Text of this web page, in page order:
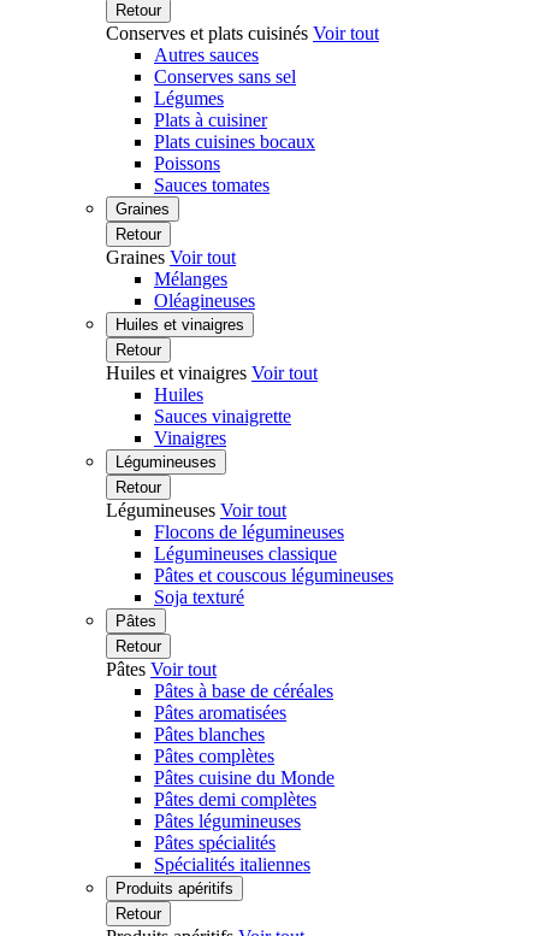
Retour
Conserves et plats cuisinés Voir tout
Autres sauces
Conserves sans sel
Légumes
Plats à cuisiner
Plats cuisines bocaux
Poissons
Sauces tomates
Graines
Retour
Graines Voir tout
Mélanges
Oléagineuses
Huiles et vinaigres
Retour
Huiles et vinaigres Voir tout
Huiles
Sauces vinaigrette
Vinaigres
Légumineuses
Retour
Légumineuses Voir tout
Flocons de légumineuses
Légumineuses classique
Pâtes et couscous légumineuses
Soja texturé
Pâtes
Retour
Pâtes Voir tout
Pâtes à base de céréales
Pâtes aromatisées
Pâtes blanches
Pâtes complètes
Pâtes cuisine du Monde
Pâtes demi complètes
Pâtes légumineuses
Pâtes spécialités
Spécialités italiennes
Produits apéritifs
Retour